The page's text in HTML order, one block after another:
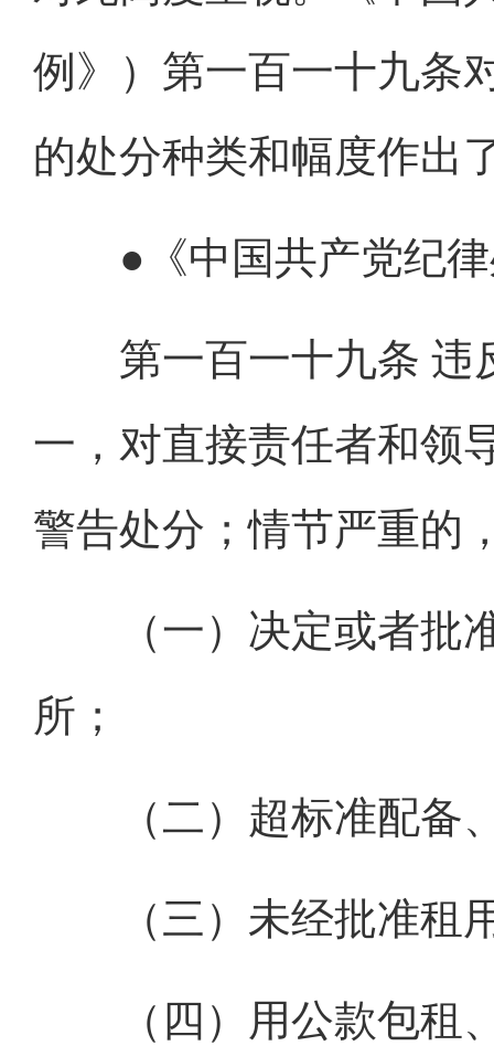
例》）第一百一十九条
的处分种类和幅度作出
●《中国共产党纪律
第一百一十九条 违
一，对直接责任者和领
警告处分；情节严重的
（一）决定或者批准
所；
（二）超标准配备
（三）未经批准租
（四）用公款包租、